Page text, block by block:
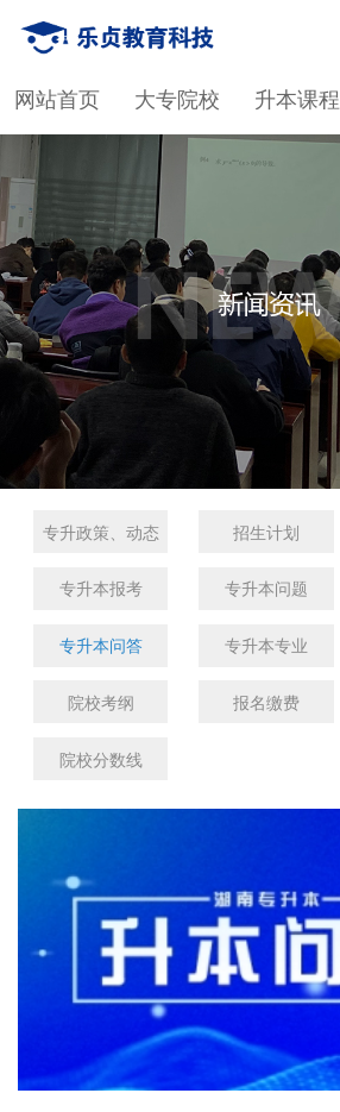
网站首页 大专院校 升本课程
专升政策、动态 招生计划
专升本报考 专升本问题
专升本问答 专升本专业
院校考纲 报名缴费
院校分数线